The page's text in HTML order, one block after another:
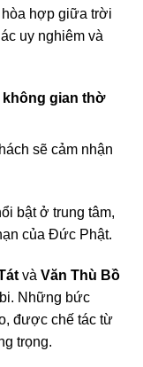
hợp giữa trời
uy nghiêm và
không gian thờ
sẽ cảm nhận
bật ở trung tâm,
của Đức Phật.
và Văn Thù Bồ
Những bức
được chế tác từ
trọng.